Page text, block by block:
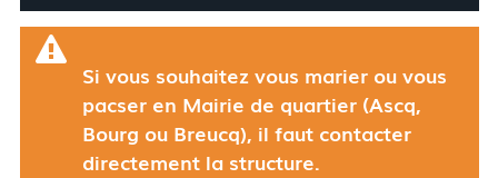
Si vous souhaitez vous marier ou vous
pacser en Mairie de quartier (Ascq,
Bourg ou Breucq), il faut contacter
directement la structure.